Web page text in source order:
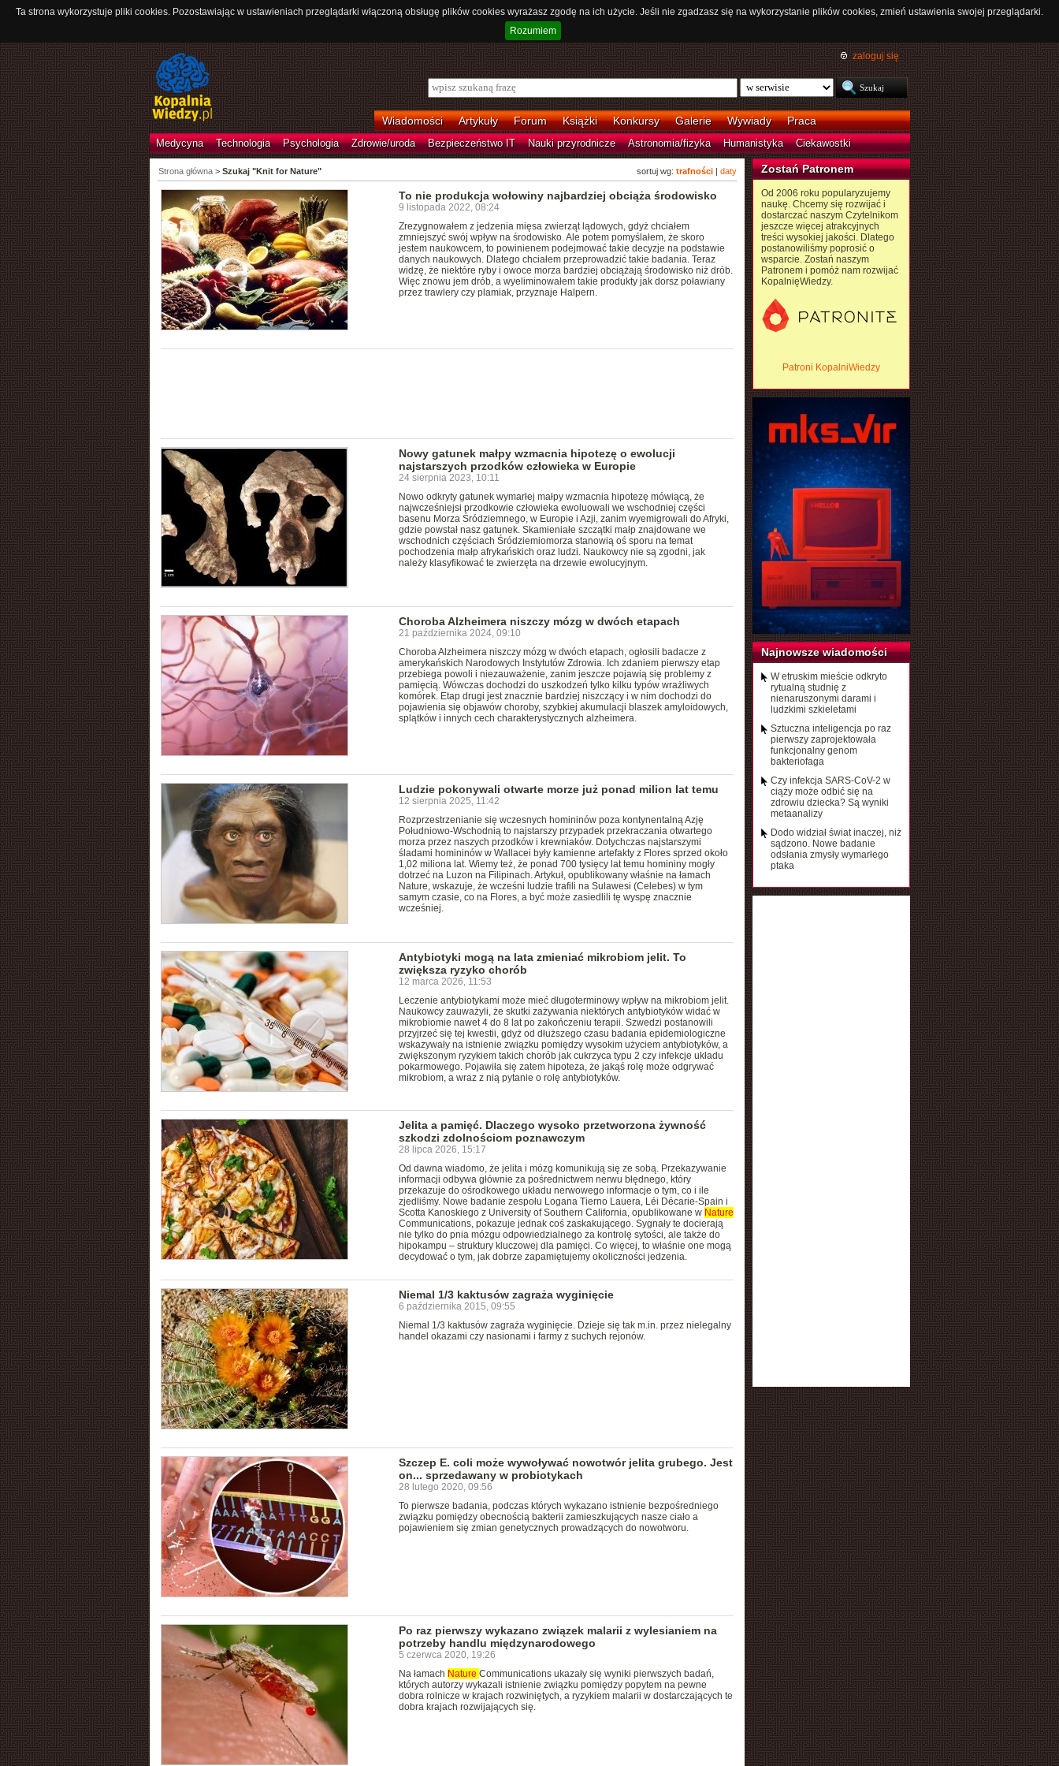
Ta strona wykorzystuje pliki cookies. Pozostawiając w ustawieniach przeglądarki włączoną obsługę plików cookies wyrażasz zgodę na ich użycie. Jeśli nie zgadzasz się na wykorzystanie plików cookies, zmień ustawienia swojej przeglądarki.
Rozumiem
zaloguj się
Wiadomości Artykuły Forum Książki Konkursy Galerie Wywiady Praca
Medycyna Technologia Psychologia Zdrowie/uroda Bezpieczeństwo IT Nauki przyrodnicze Astronomia/fizyka Humanistyka Ciekawostki
sortuj wg: trafności| daty
Strona główna> Szukaj "Knit for Nature"
To nie produkcja wołowiny najbardziej obciąża środowisko
9 listopada 2022, 08:24
Zrezygnowałem z jedzenia mięsa zwierząt lądowych, gdyż chciałem
zmniejszyć swój wpływ na środowisko. Ale potem pomyślałem, że skoro
jestem naukowcem, to powinienem podejmować takie decyzje na podstawie
danych naukowych. Dlatego chciałem przeprowadzić takie badania. Teraz
widzę, że niektóre ryby i owoce morza bardziej obciążają środowisko niż drób.
Więc znowu jem drób, a wyeliminowałem takie produkty jak dorsz poławiany
przez trawlery czy plamiak, przyznaje Halpern.
Nowy gatunek małpy wzmacnia hipotezę o ewolucji
najstarszych przodków człowieka w Europie
24 sierpnia 2023, 10:11
Nowo odkryty gatunek wymarłej małpy wzmacnia hipotezę mówiącą, że
najwcześniejsi przodkowie człowieka ewoluowali we wschodniej części
basenu Morza Śródziemnego, w Europie i Azji, zanim wyemigrowali do Afryki,
gdzie powstał nasz gatunek. Skamieniałe szczątki małp znajdowane we
wschodnich częściach Śródziemiomorza stanowią oś sporu na temat
pochodzenia małp afrykańskich oraz ludzi. Naukowcy nie są zgodni, jak
należy klasyfikować te zwierzęta na drzewie ewolucyjnym.
Choroba Alzheimera niszczy mózg w dwóch etapach
21 października 2024, 09:10
Choroba Alzheimera niszczy mózg w dwóch etapach, ogłosili badacze z
amerykańskich Narodowych Instytutów Zdrowia. Ich zdaniem pierwszy etap
przebiega powoli i niezauważenie, zanim jeszcze pojawią się problemy z
pamięcią. Wówczas dochodzi do uszkodzeń tylko kilku typów wrażliwych
komórek. Etap drugi jest znacznie bardziej niszczący i w nim dochodzi do
pojawienia się objawów choroby, szybkiej akumulacji blaszek amyloidowych,
splątków i innych cech charakterystycznych alzheimera.
Ludzie pokonywali otwarte morze już ponad milion lat temu
12 sierpnia 2025, 11:42
Rozprzestrzenianie się wczesnych homininów poza kontynentalną Azję
Południowo-Wschodnią to najstarszy przypadek przekraczania otwartego
morza przez naszych przodków i krewniaków. Dotychczas najstarszymi
śladami homininów w Wallacei były kamienne artefakty z Flores sprzed około
1,02 miliona lat. Wiemy też, że ponad 700 tysięcy lat temu homininy mogły
dotrzeć na Luzon na Filipinach. Artykuł, opublikowany właśnie na łamach
Nature, wskazuje, że wcześni ludzie trafili na Sulawesi (Celebes) w tym
samym czasie, co na Flores, a być może zasiedlili tę wyspę znacznie
wcześniej.
Antybiotyki mogą na lata zmieniać mikrobiom jelit. To
zwiększa ryzyko chorób
12 marca 2026, 11:53
Leczenie antybiotykami może mieć długoterminowy wpływ na mikrobiom jelit.
Naukowcy zauważyli, że skutki zażywania niektórych antybiotyków widać w
mikrobiomie nawet 4 do 8 lat po zakończeniu terapii. Szwedzi postanowili
przyjrzeć się tej kwestii, gdyż od dłuższego czasu badania epidemiologiczne
wskazywały na istnienie związku pomiędzy wysokim użyciem antybiotyków, a
zwiększonym ryzykiem takich chorób jak cukrzyca typu 2 czy infekcje układu
pokarmowego. Pojawiła się zatem hipoteza, że jakąś rolę może odgrywać
mikrobiom, a wraz z nią pytanie o rolę antybiotyków.
Jelita a pamięć. Dlaczego wysoko przetworzona żywność
szkodzi zdolnościom poznawczym
28 lipca 2026, 15:17
Od dawna wiadomo, że jelita i mózg komunikują się ze sobą. Przekazywanie
informacji odbywa głównie za pośrednictwem nerwu błędnego, który
przekazuje do ośrodkowego układu nerwowego informacje o tym, co i ile
zjedliśmy. Nowe badanie zespołu Logana Tierno Lauera, Léi Décarie-Spain i
Scotta Kanoskiego z University of Southern California, opublikowane w Nature
Communications, pokazuje jednak coś zaskakującego. Sygnały te docierają
nie tylko do pnia mózgu odpowiedzialnego za kontrolę sytości, ale także do
hipokampu – struktury kluczowej dla pamięci. Co więcej, to właśnie one mogą
decydować o tym, jak dobrze zapamiętujemy okoliczności jedzenia.
Niemal 1/3 kaktusów zagraża wyginięcie
6 października 2015, 09:55
Niemal 1/3 kaktusów zagraża wyginięcie. Dzieje się tak m.in. przez nielegalny
handel okazami czy nasionami i farmy z suchych rejonów.
Szczep E. coli może wywoływać nowotwór jelita grubego. Jest
on... sprzedawany w probiotykach
28 lutego 2020, 09:56
To pierwsze badania, podczas których wykazano istnienie bezpośredniego
związku pomiędzy obecnością bakterii zamieszkujących nasze ciało a
pojawieniem się zmian genetycznych prowadzących do nowotworu.
Po raz pierwszy wykazano związek malarii z wylesianiem na
potrzeby handlu międzynarodowego
5 czerwca 2020, 19:26
Na łamach Nature Communications ukazały się wyniki pierwszych badań,
których autorzy wykazali istnienie związku pomiędzy popytem na pewne
dobra rolnicze w krajach rozwiniętych, a ryzykiem malarii w dostarczających te
dobra krajach rozwijających się.
Zostań Patronem
Od 2006 roku popularyzujemy
naukę. Chcemy się rozwijać i
dostarczać naszym Czytelnikom
jeszcze więcej atrakcyjnych
treści wysokiej jakości. Dlatego
postanowiliśmy poprosić o
wsparcie. Zostań naszym
Patronem i pomóż nam rozwijać
KopalnięWiedzy.
Patroni KopalniWiedzy
Najnowsze wiadomości
W etruskim mieście odkryto
rytualną studnię z
nienaruszonymi darami i
ludzkimi szkieletami
Sztuczna inteligencja po raz
pierwszy zaprojektowała
funkcjonalny genom
bakteriofaga
Czy infekcja SARS-CoV-2 w
ciąży może odbić się na
zdrowiu dziecka? Są wyniki
metaanalizy
Dodo widział świat inaczej, niż
sądzono. Nowe badanie
odsłania zmysły wymarłego
ptaka